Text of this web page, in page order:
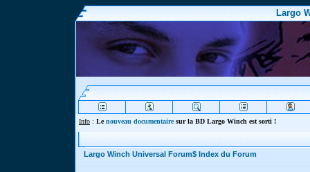
Largo
Info : Lenouveau documentairesur la BD Largo Winch est sorti !
Largo Winch Universal Forum$ Index du Forum